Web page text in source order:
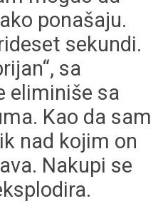
ponašaju.
sekundi.
sa
eliminiše sa
Kao da sam
nad kojim on
Nakupi se